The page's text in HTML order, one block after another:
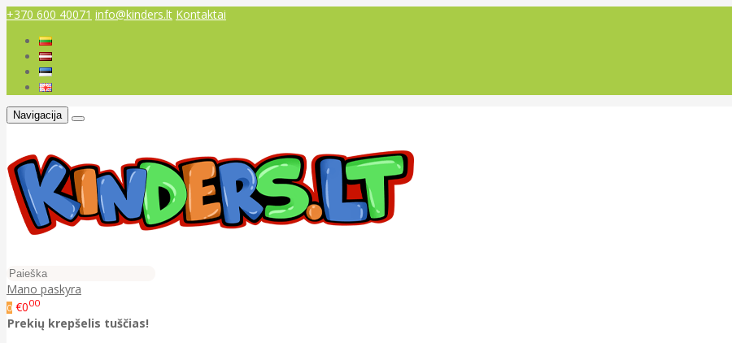
+370 600 40071 info@kinders.lt Kontaktai
Navigacija
Mano paskyra
0 €000
Prekių krepšelis tuščias!